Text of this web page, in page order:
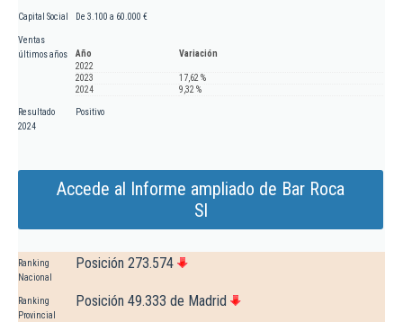
Capital Social De 3.100 a 60.000 €
Ventas
últimos años
Año
Variación
2022
2023
17,62 %
2024
9,32 %
Resultado
2024
Positivo
Accede al Informe ampliado de Bar Roca
Sl
Ranking
Nacional
Posición 273.574
Ranking
Provincial
Posición 49.333 de Madrid